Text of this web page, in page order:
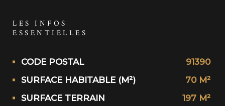
LES INFOS
ESSENTIELLES
Caractérisque Valeurs
CODE POSTAL
91390
SURFACE HABITABLE (M²)
70 M²
SURFACE TERRAIN
197 M²